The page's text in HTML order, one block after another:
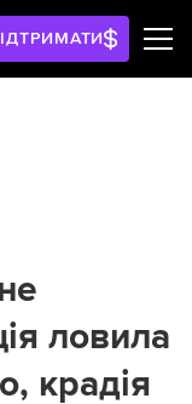
ловила
крадія